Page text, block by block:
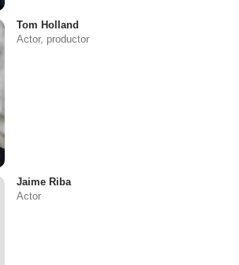
Tom Holland
Actor, productor
Jaime Riba
Actor